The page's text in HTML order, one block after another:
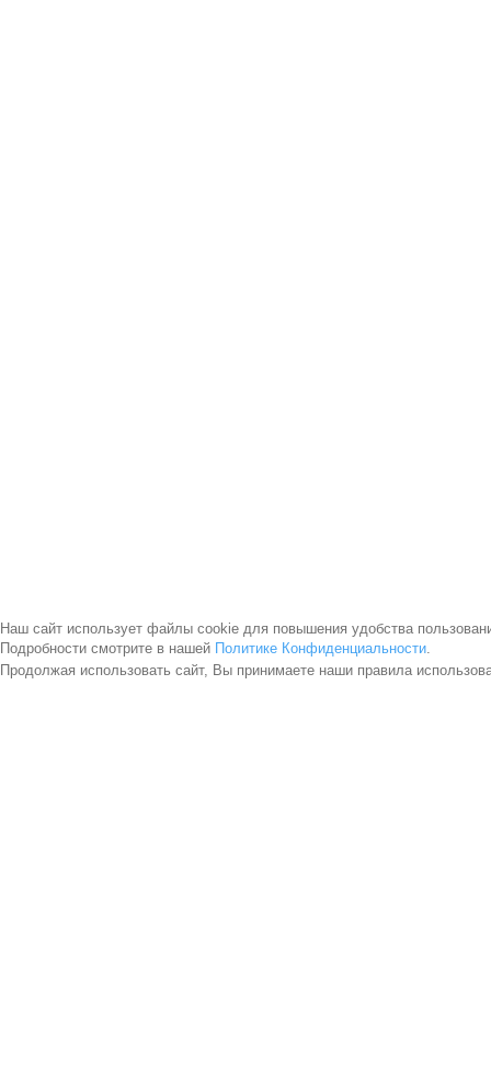
Наш сайт использует файлы cookie для повышения удобства
Подробности смотрите в нашей Политике Конфиденциальности.
Продолжая использовать сайт, Вы принимаете наши правила